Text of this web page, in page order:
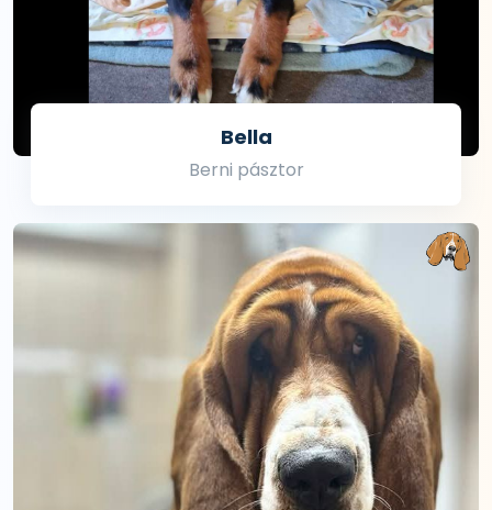
Bella
Berni pásztor